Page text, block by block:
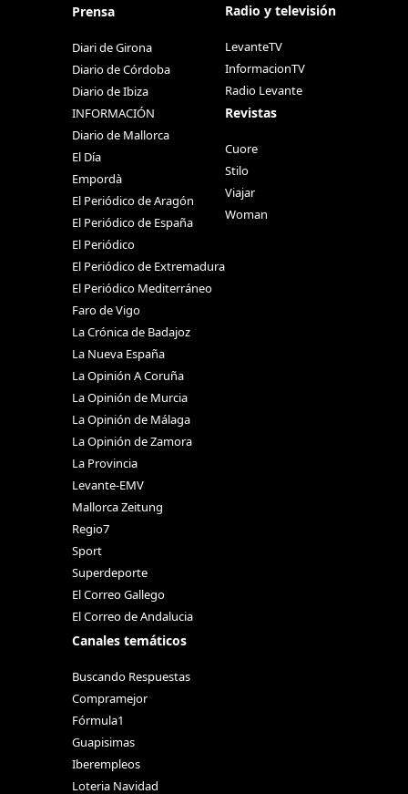
Prensa
Diari de Girona
Diario de Córdoba
Diario de Ibiza
INFORMACIÓN
Diario de Mallorca
El Día
Empordà
El Periódico de Aragón
El Periódico de España
El Periódico
El Periódico de Extremadura
El Periódico Mediterráneo
Faro de Vigo
La Crónica de Badajoz
La Nueva España
La Opinión A Coruña
La Opinión de Murcia
La Opinión de Málaga
La Opinión de Zamora
La Provincia
Levante-EMV
Mallorca Zeitung
Regio7
Sport
Superdeporte
El Correo Gallego
El Correo de Andalucia
Canales temáticos
Buscando Respuestas
Compramejor
Fórmula1
Guapisimas
Iberempleos
Loteria Navidad
Radio y televisión
LevanteTV
InformacionTV
Radio Levante
Revistas
Cuore
Stilo
Viajar
Woman